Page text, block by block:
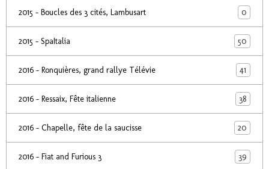
2015 - Boucles des 3 cités, Lambusart 0
2015 - SpaItalia 50
2016 - Ronquières, grand rallye Télévie 41
2016 - Ressaix, Fête italienne 38
2016 - Chapelle, fête de la saucisse 20
2016 - Fiat and Furious 3 39